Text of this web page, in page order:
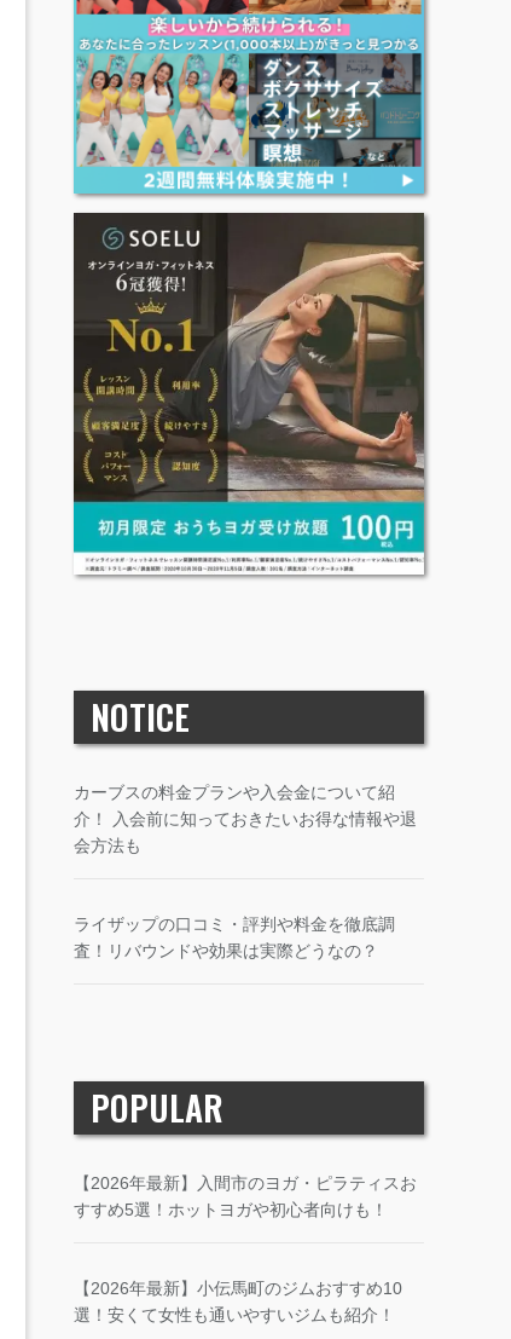
NOTICE
カーブスの料金プランや入会金について紹
介！ 入会前に知っておきたいお得な情報や退
会方法も
ライザップの口コミ・評判や料金を徹底調
査！リバウンドや効果は実際どうなの？
POPULAR
【2026年最新】入間市のヨガ・ピラティスお
すすめ5選！ホットヨガや初心者向けも！
【2026年最新】小伝馬町のジムおすすめ10
選！安くて女性も通いやすいジムも紹介！